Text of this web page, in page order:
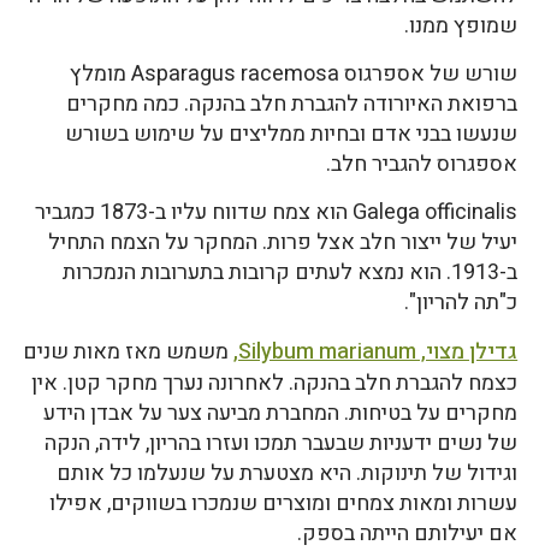
שמופץ ממנו.
שורש של אספרגוס Asparagus racemosa מומלץ
ברפואת האיורודה להגברת חלב בהנקה. כמה מחקרים
שנעשו בבני אדם ובחיות ממליצים על שימוש בשורש
אספגרוס להגביר חלב.
Galega officinalis הוא צמח שדווח עליו ב-1873 כמגביר
יעיל של ייצור חלב אצל פרות. המחקר על הצמח התחיל
ב-1913. הוא נמצא לעתים קרובות בתערובות הנמכרות
כ"תה להריון".
גדילן מצוי, Silybum marianum,
משמש מאז מאות שנים
כצמח להגברת חלב בהנקה. לאחרונה נערך מחקר קטן. אין
מחקרים על בטיחות. המחברת מביעה צער על אבדן הידע
של נשים ידעניות שבעבר תמכו ועזרו בהריון, לידה, הנקה
וגידול של תינוקות. היא מצטערת על שנעלמו כל אותם
עשרות ומאות צמחים ומוצרים שנמכרו בשווקים, אפילו
אם יעילותם הייתה בספק.